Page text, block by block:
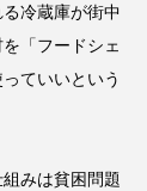
冷蔵庫が街中
「フードシェ
ていいという
みは貧困問題